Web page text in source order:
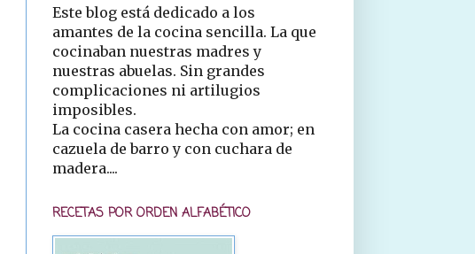
Este blog está dedicado a los
amantes de la cocina sencilla. La que
cocinaban nuestras madres y
nuestras abuelas. Sin grandes
complicaciones ni artilugios
imposibles.
La cocina casera hecha con amor; en
cazuela de barro y con cuchara de
madera....
RECETAS POR ORDEN ALFABÉTICO